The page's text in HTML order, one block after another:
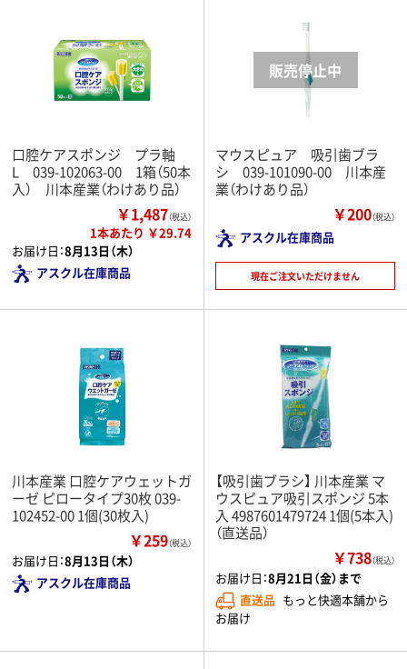
口腔ケアスポンジ プラ軸
L 039-102063-00 1箱（50本
入） 川本産業（わけあり品）
￥1,487（税込）
1本あたり ￥29.74
お届け日：8月13日（木）
アスクル在庫商品
マウスピュア 吸引歯ブラ
シ 039-101090-00 川本産
業（わけあり品）
￥200（税込）
アスクル在庫商品
現在ご注文いただけません
川本産業 口腔ケアウェットガ
ーゼ ピロータイプ30枚 039-
102452-00 1個(30枚入)
￥259（税込）
お届け日：8月13日（木）
アスクル在庫商品
【吸引歯ブラシ】 川本産業 マ
ウスピュア吸引スポンジ 5本
入 4987601479724 1個(5本入)
（直送品）
￥738（税込）
お届け日：8月21日（金）まで
直送品 もっと快適本舗から
お届け